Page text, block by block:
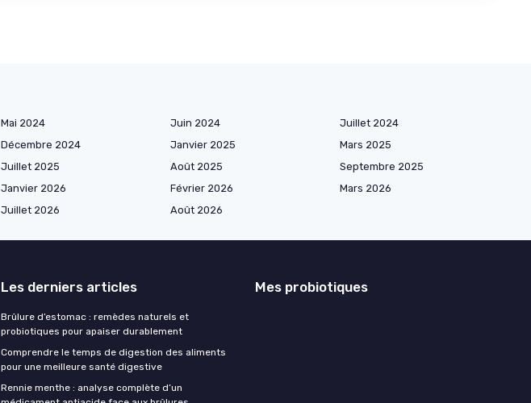
Mai 2024 Juin 2024
Juillet 2024
Décembre 2024 Janvier 2025
Mars 2025
Juillet 2025 Août 2025
Septembre 2025
Janvier 2026 Février 2026
Mars 2026
Juillet 2026 Août 2026
Les derniers articles
Brûlure d’estomac : remèdes naturels et
probiotiques pour apaiser durablement
Comprendre le temps de digestion des aliments
pour une meilleure santé digestive
Rennie menthe : analyse complète d’un
Mes probiotiques